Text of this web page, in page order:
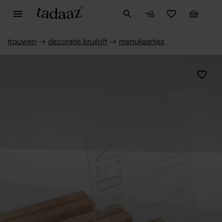
trouwen → decoratie bruiloft → menukaartjes